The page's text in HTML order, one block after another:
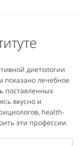
диетологии
показано лечебное
поставленных
вкусно и
health-
эти профессии.